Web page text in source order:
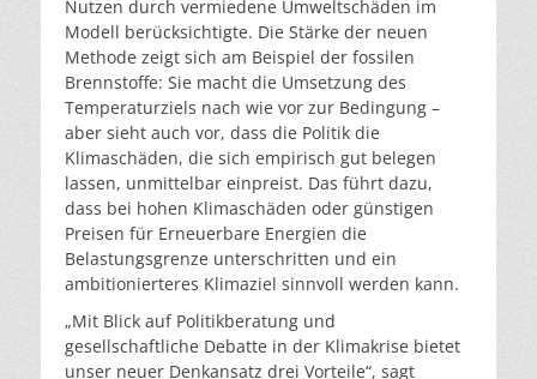
Nutzen durch vermiedene Umweltschäden im
Modell berücksichtigte. Die Stärke der neuen
Methode zeigt sich am Beispiel der fossilen
Brennstoffe: Sie macht die Umsetzung des
Temperaturziels nach wie vor zur Bedingung –
aber sieht auch vor, dass die Politik die
Klimaschäden, die sich empirisch gut belegen
lassen, unmittelbar einpreist. Das führt dazu,
dass bei hohen Klimaschäden oder günstigen
Preisen für Erneuerbare Energien die
Belastungsgrenze unterschritten und ein
ambitionierteres Klimaziel sinnvoll werden kann.
„Mit Blick auf Politikberatung und
gesellschaftliche Debatte in der Klimakrise bietet
unser neuer Denkansatz drei Vorteile“, sagt